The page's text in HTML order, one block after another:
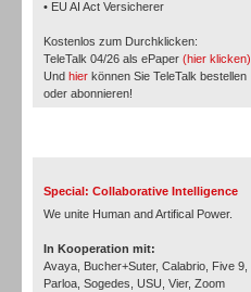
• EU AI Act Versicherer
Kostenlos zum Durchklicken:
TeleTalk 04/26 als ePaper (hier klicken)
Und hier können Sie TeleTalk bestellen
oder abonnieren!
Special: Collaborative Intelligence
We unite Human and Artifical Power.
In Kooperation mit:
Avaya, Bucher+Suter, Calabrio, Five 9,
Parloa, Sogedes, USU, Vier, Zoom